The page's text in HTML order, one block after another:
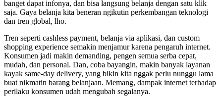
banget dapat infonya, dan bisa langsung belanja dengan satu klik
saja. Gaya belanja kita beneran ngikutin perkembangan teknologi
dan tren global, lho.
Tren seperti cashless payment, belanja via aplikasi, dan custom
shopping experience semakin menjamur karena pengaruh internet.
Konsumen jadi makin demanding, pengen semua serba cepat,
mudah, dan personal. Dan, coba bayangin, makin banyak layanan
kayak same-day delivery, yang bikin kita nggak perlu nunggu lama
buat nikmatin barang belanjaan. Memang, dampak internet terhadap
perilaku konsumen udah mengubah segalanya.